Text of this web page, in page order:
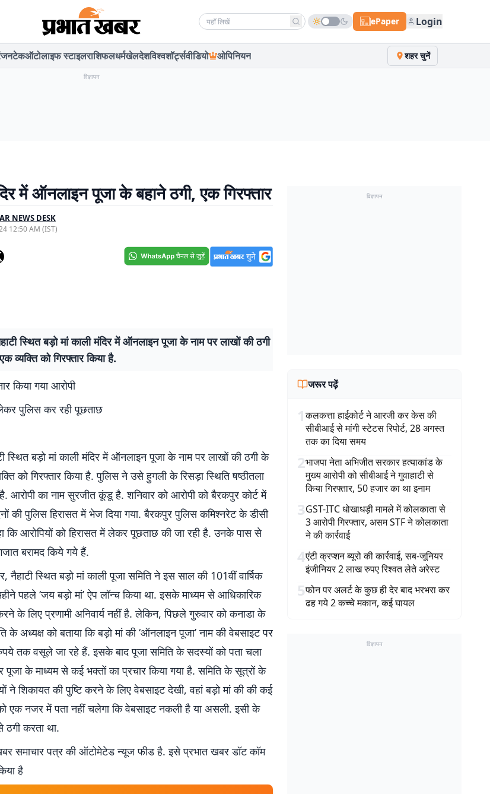
Search news ePaper Login
टेकऑटोलाइफ स्टाइलराशिफलधर्मखेलदेशविश्वशॉर्ट्सवीडियो ओपिनियन शहर चुनें
विज्ञापन
में ऑनलाइन पूजा के बहाने ठगी, एक गिरफ्तार
NEWS DESK
12:50 AM (IST)
स्थित बड़ो मां काली मंदिर में ऑनलाइन पूजा के नाम पर लाखों की ठगी
व्यक्ति को गिरफ्तार किया है.
किया गया आरोपी
लेकर पुलिस कर रही पूछताछ
स्थित बड़ो मां काली मंदिर में ऑनलाइन पूजा के नाम पर लाखों की ठगी के
को गिरफ्तार किया है. पुलिस ने उसे हुगली के रिसड़ा स्थिति षष्ठीतला
आरोपी का नाम सुरजीत कूंडू है. शनिवार को आरोपी को बैरकपुर कोर्ट में
की पुलिस हिरासत में भेज दिया गया. बैरकपुर पुलिस कमिश्नरेट के डीसी
कि आरोपियों को हिरासत में लेकर पूछताछ की जा रही है. उनके पास से
बरामद किये गये हैं.
नैहाटी स्थित बड़ो मां काली पूजा समिति ने इस साल की 101वीं वार्षिक
पहले ‘जय बड़ो मां’ ऐप लॉन्च किया था. इसके माध्यम से आधिकारिक
के लिए प्रणामी अनिवार्य नहीं है. लेकिन, पिछले गुरुवार को कनाडा के
के अध्यक्ष को बताया कि बड़ो मां की ‘ऑनलाइन पूजा’ नाम की वेबसाइट पर
तक वसूले जा रहे हैं. इसके बाद पूजा समिति के सदस्यों को पता चला
पूजा के माध्यम से कई भक्तों का प्रचार किया गया है. समिति के सूत्रों के
ने शिकायत की पुष्टि करने के लिए वेबसाइट देखी, वहां बड़ो मां की की कई
एक नजर में पता नहीं चलेगा कि वेबसाइट नकली है या असली. इसी के
ठगी करता था.
समाचार पत्र की ऑटोमेटेड न्यूज फीड है. इसे प्रभात खबर डॉट कॉम
है
विज्ञापन
जरूर पढ़ें
1कलकत्ता हाईकोर्ट ने आरजी कर केस की
सीबीआई से मांगी स्टेटस रिपोर्ट, 28 अगस्त
तक का दिया समय
2भाजपा नेता अभिजीत सरकार हत्याकांड के
मुख्य आरोपी को सीबीआई ने गुवाहाटी से
किया गिरफ्तार, 50 हजार का था इनाम
3GST-ITC धोखाधड़ी मामले में कोलकाता से
3 आरोपी गिरफ्तार, असम STF ने कोलकाता
ने की कार्रवाई
4एंटी क्रप्शन ब्यूरो की कार्रवाई, सब-जूनियर
इंजीनियर 2 लाख रुपए रिश्वत लेते अरेस्ट
5फोन पर अलर्ट के कुछ ही देर बाद भरभरा कर
ढह गये 2 कच्चे मकान, कई घायल
विज्ञापन